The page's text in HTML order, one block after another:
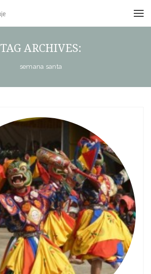
TAG ARCHIVES:
semana santa